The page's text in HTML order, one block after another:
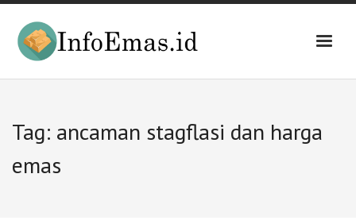
Skip
content
Tag: ancaman stagflasi dan harga
emas